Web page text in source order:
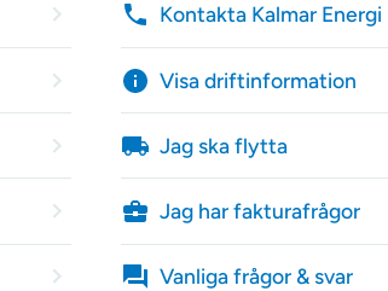
Kontakta Kalmar Energi
Visa driftinformation
Jag ska flytta
Jag har fakturafrågor
Vanliga frågor & svar